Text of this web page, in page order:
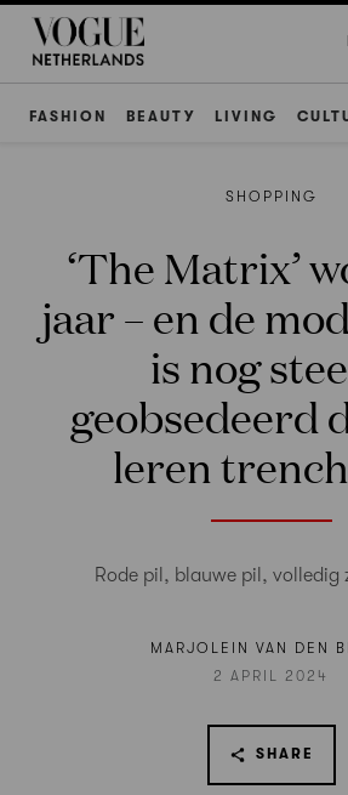
FASHION BEAUTY LIVING
SHOPPING
‘The Matrix’
jaar – en de
is nog
geobsedeerd
leren
Rode pil, blauwe pil, volledig
MARJOLEIN VAN DEN
2 APRIL 2024
SHARE